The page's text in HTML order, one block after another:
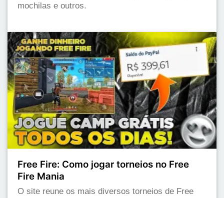
mochilas e outros.
Free Fire: Como jogar torneios no Free
Fire Mania
O site reune os mais diversos torneios de Free